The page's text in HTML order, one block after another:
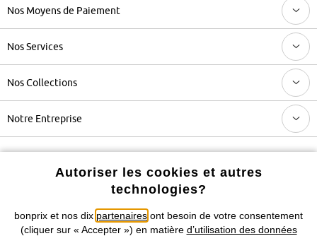
Nos Moyens de Paiement
Nos Services
Nos Collections
Notre Entreprise
Retrouvez bonprix sur
Prix indiqués TVA comprise avec en susfrais de port & de service
Autoriser les cookies et autres
technologies?
bonprix et nos dix partenaires ont besoin de votre consentement
(cliquer sur « Accepter ») en matière d’utilisation des données